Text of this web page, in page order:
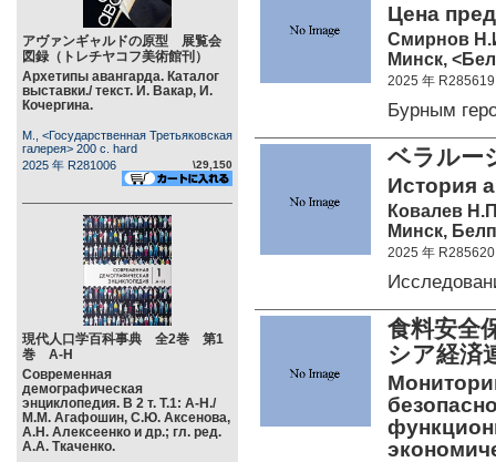
アヴァンギャルドの原型 展覧会
図録（トレチヤコフ美術館刊）
Архетипы авангарда. Каталог
выставки./ текст. И. Вакар, И.
Кочергина.
М., <Государственная Третьяковская
галерея> 200 c. hard
2025 年 R281006
\29,150
現代人口学百科事典 全2巻 第1
巻 А-Н
Современная
демографическая
энциклопедия. В 2 т. Т.1: А-Н./
М.М. Агафошин, С.Ю. Аксенова,
А.Н. Алексеенко и др.; гл. ред.
А.А. Ткаченко.
Цена
Смирнов
Минск,
2025 年 R285619
Бурным
ベラル
История
Ковалев
Минск,
2025 年 R285620
食料安全
シア経